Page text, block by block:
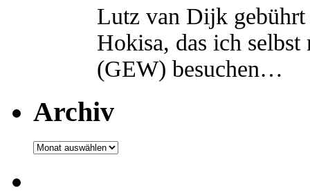
Lutz van Dijk
Hokisa, das ich
(GEW) besuchen…
Archiv
Archiv